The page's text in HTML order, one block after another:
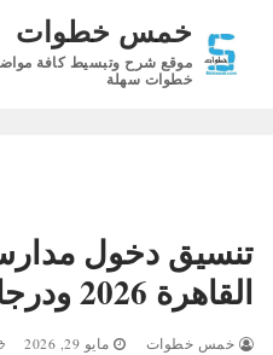
المحتوى
خمس خطوات
موقع شرح وتبسيط كافة
خطوات سهلة
تنسيق دخول
القاهرة 2026 ودرجات الدبلومات
خمس خطوات مايو 29, 2026